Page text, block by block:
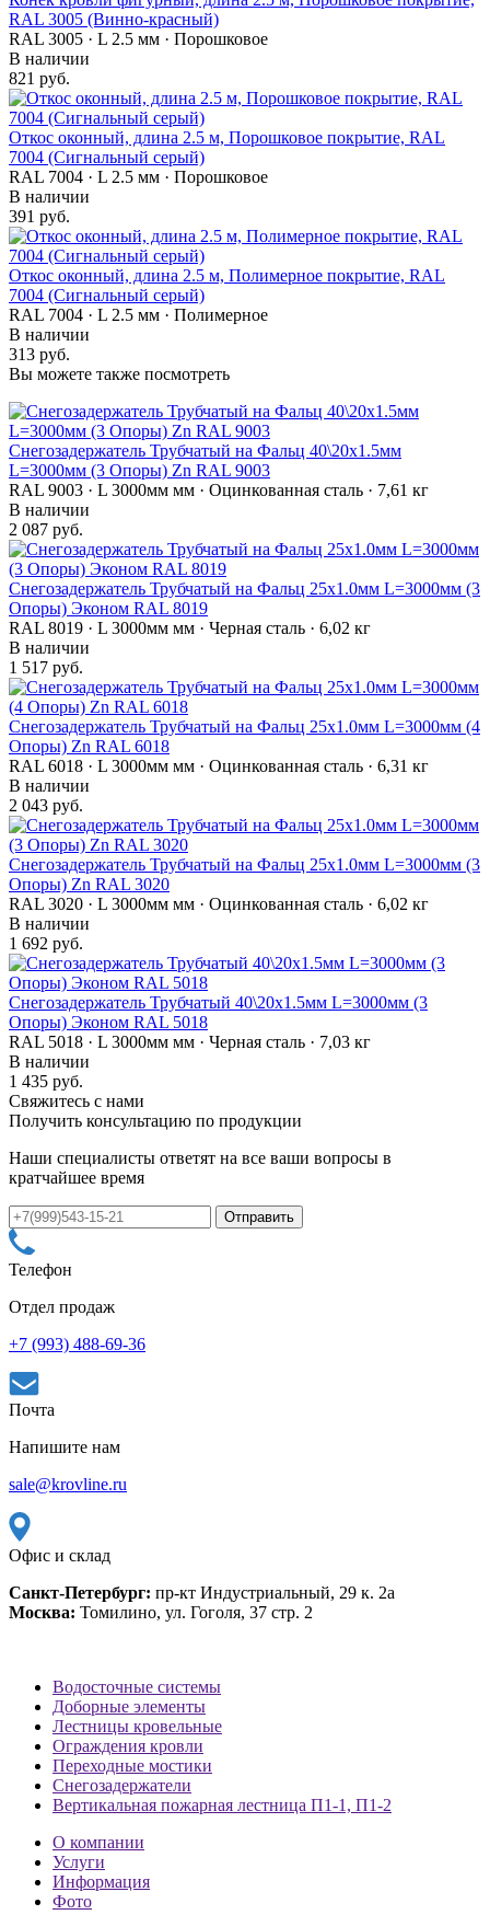
RAL 3005 (Винно-красный)
RAL 3005 · L 2.5 мм · Порошковое
В наличии
821 руб.
Откос оконный, длина 2.5 м, Порошковое покрытие, RAL
7004 (Сигнальный серый)
RAL 7004 · L 2.5 мм · Порошковое
В наличии
391 руб.
Откос оконный, длина 2.5 м, Полимерное покрытие, RAL
7004 (Сигнальный серый)
RAL 7004 · L 2.5 мм · Полимерное
В наличии
313 руб.
Вы можете также посмотреть
Снегозадержатель Трубчатый на Фальц 40\20х1.5мм
L=3000мм (3 Опоры) Zn RAL 9003
RAL 9003 · L 3000мм мм · Оцинкованная сталь · 7,61 кг
В наличии
2 087 руб.
Снегозадержатель Трубчатый на Фальц 25х1.0мм L=3000мм (3
Опоры) Эконом RAL 8019
RAL 8019 · L 3000мм мм · Черная сталь · 6,02 кг
В наличии
1 517 руб.
Снегозадержатель Трубчатый на Фальц 25х1.0мм L=3000мм (4
Опоры) Zn RAL 6018
RAL 6018 · L 3000мм мм · Оцинкованная сталь · 6,31 кг
В наличии
2 043 руб.
Снегозадержатель Трубчатый на Фальц 25х1.0мм L=3000мм (3
Опоры) Zn RAL 3020
RAL 3020 · L 3000мм мм · Оцинкованная сталь · 6,02 кг
В наличии
1 692 руб.
Снегозадержатель Трубчатый 40\20х1.5мм L=3000мм (3
Опоры) Эконом RAL 5018
RAL 5018 · L 3000мм мм · Черная сталь · 7,03 кг
В наличии
1 435 руб.
Свяжитесь с нами
Получить консультацию по продукции
Наши специалисты ответят на все ваши вопросы в
кратчайшее время
Телефон
Отдел продаж
+7 (993) 488-69-36
Почта
Напишите нам
sale@krovline.ru
Офис и склад
Санкт-Петербург: пр-кт Индустриальный, 29 к. 2а
Москва: Томилино, ул. Гоголя, 37 стр. 2
Водосточные системы
Доборные элементы
Лестницы кровельные
Ограждения кровли
Переходные мостики
Снегозадержатели
Вертикальная пожарная лестница П1-1, П1-2
О компании
Услуги
Информация
Фото